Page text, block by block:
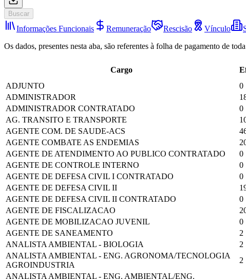
Buscar
Informações Funcionais Remuneração Rescisão Vínculo
Os dados, presentes nesta aba, são referentes à folha de pagamento de
Cargo
ADJUNTO
0
ADMINISTRADOR
ADMINISTRADOR CONTRATADO
0
AG. TRANSITO E TRANSPORTE
AGENTE COM. DE SAUDE-ACS
AGENTE COMBATE AS ENDEMIAS
AGENTE DE ATENDIMENTO AO PUBLICO CONTRATADO
0
AGENTE DE CONTROLE INTERNO
0
AGENTE DE DEFESA CIVIL I CONTRATADO
0
AGENTE DE DEFESA CIVIL II
AGENTE DE DEFESA CIVIL II CONTRATADO
0
AGENTE DE FISCALIZACAO
AGENTE DE MOBILIZACAO JUVENIL
0
AGENTE DE SANEAMENTO
2
ANALISTA AMBIENTAL - BIOLOGIA
2
ANALISTA AMBIENTAL - ENG. AGRONOMA/TECNOLOGIA
AGROINDUSTRIA
2
ANALISTA AMBIENTAL - ENG. AMBIENTAL/ENG.